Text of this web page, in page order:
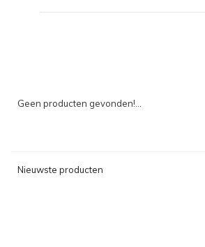
Geen producten gevonden!...
Nieuwste producten